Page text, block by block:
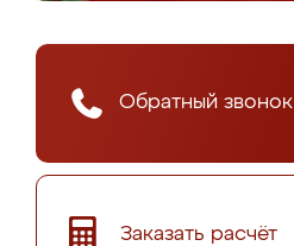
Обратный звонок
Заказать расчёт